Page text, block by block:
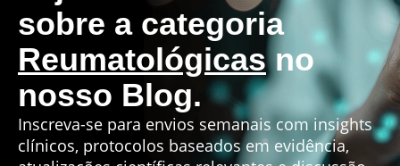
sobre a categoria
Reumatológicasno
nosso Blog.
Inscreva-se para envios semanais com insights
clínicos, protocolos baseados em evidência,